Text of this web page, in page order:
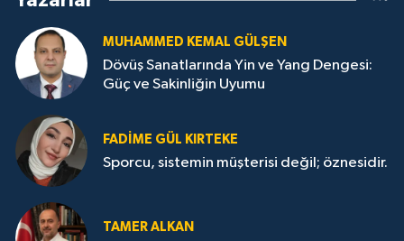
MUHAMMED KEMAL GÜLŞEN
Dövüş Sanatlarında Yin ve Yang Dengesi:
Güç ve Sakinliğin Uyumu
FADIME GÜL KIRTEKE
Sporcu, sistemin müşterisi değil; öznesidir.
TAMER ALKAN